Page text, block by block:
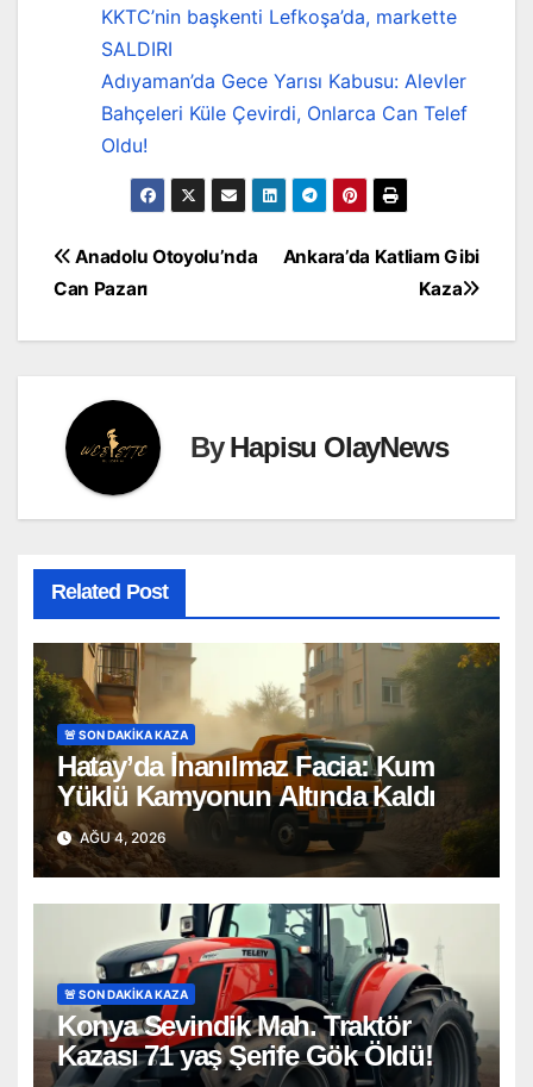
KKTC’nin başkenti Lefkoşa’da, markette
SALDIRI
Adıyaman’da Gece Yarısı Kabusu: Alevler
Bahçeleri Küle Çevirdi, Onlarca Can Telef
Oldu!
Yazı
Ankara’da Katliam Gibi
Kaza
Anadolu Otoyolu’nda
Can Pazarı
ByHapisu OlayNews
Related Post
🚨 SON DAKİKA KAZA
Hatay’da İnanılmaz Facia: Kum
Yüklü Kamyonun Altında Kaldı
AĞU 4, 2026
🚨 SON DAKİKA KAZA
Konya Sevindik Mah. Traktör
Kazası 71 yaş Şerife Gök Öldü!